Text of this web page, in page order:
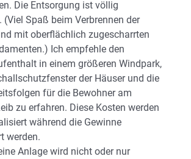
Die Entsorgung ist völlig
(Viel Spaß beim Verbrennen der
mit oberflächlich zugescharrten
Ich empfehle den
in einem größeren Windpark,
der Häuser und die
für die Bewohner am
zu erfahren. Diese Kosten werden
während die Gewinne
werden.
Anlage wird nicht oder nur